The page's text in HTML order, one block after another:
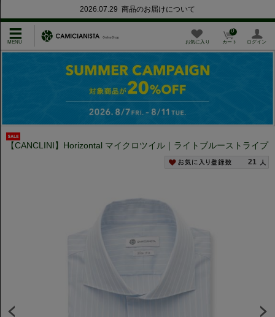
2026.07.29 商品のお届けについて
お気に入り カート
0
ログイン
【CANCLINI】Horizontal マイクロツイル｜ライトブルーストライプ
21